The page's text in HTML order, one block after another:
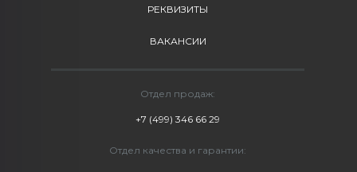
РЕКВИЗИТЫ
Отдел продаж:
+7 (499) 346 66 29
Отдел качества и гарантии:
ВАКАНСИИ